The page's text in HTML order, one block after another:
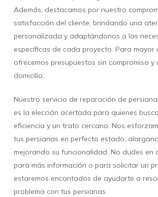
Además, destacamos por nuestro
satisfacción del cliente, brindando una
personalizada y adaptándonos a las
específicas de cada proyecto. Para mayor
ofrecemos presupuestos sin compromiso y
domicilio.
Nuestro servicio de reparación de
es la elección acertada para quienes
eficiencia y un trato cercano. Nos
tus persianas en perfecto estado,
mejorando su funcionalidad. No dudes en
para más información o para solicitar un
estaremos encantados de ayudarte a
problema con tus persianas.